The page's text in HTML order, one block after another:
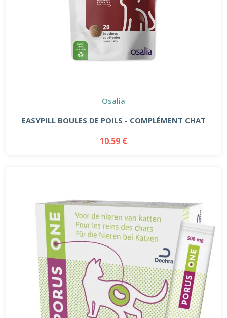
Osalia
EASYPILL BOULES DE POILS - COMPLÉMENT CHAT
10.59 €